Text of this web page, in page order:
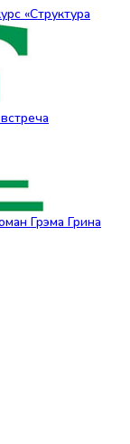
«Структура
Грэма Грина